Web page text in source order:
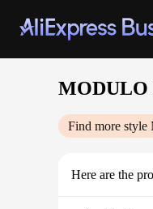
MODULO
Find more style
Here are the